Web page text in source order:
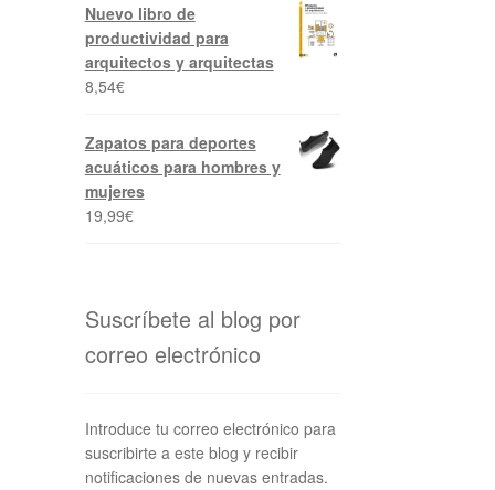
Nuevo libro de
productividad para
arquitectos y arquitectas
8,54€
Zapatos para deportes
acuáticos para hombres y
mujeres
19,99€
Suscríbete al blog por
correo electrónico
Introduce tu correo electrónico para
suscribirte a este blog y recibir
notificaciones de nuevas entradas.